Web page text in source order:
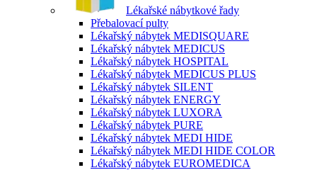
Lékařské nábytkové řady
Přebalovací pulty
Lékařský nábytek MEDISQUARE
Lékařský nábytek MEDICUS
Lékařský nábytek HOSPITAL
Lékařský nábytek MEDICUS PLUS
Lékařský nábytek SILENT
Lékařský nábytek ENERGY
Lékařský nábytek LUXORA
Lékařský nábytek PURE
Lékařský nábytek MEDI HIDE
Lékařský nábytek MEDI HIDE COLOR
Lékařský nábytek EUROMEDICA